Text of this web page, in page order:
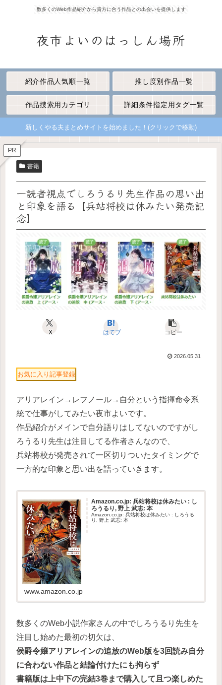
数多くのWeb作品紹介から貴方に合う作品との出会いを提供します
夜市よいのはっしん場所
紹介作品人気順一覧 推し度別作品一覧
作品捜索用カテゴリ 詳細条件指定用タグ一覧
新しくやる夫まとめサイトを始めました！(クリックで移動)
PR
書籍
一読者視点でしろうるり先生作品の思い出
と印象を語る【兵站将校は休みたい発売記
念】
X はてブ コピー
2026.05.31
お気に入り記事登録
アリアレイン→レフノール→自分という指揮命令系
統で仕事がしてみたい夜市よいです。
作品紹介がメインで自分語りはしてないのですがし
ろうるり先生は注目してる作者さんなので、
兵站将校が発売されて一区切りついたタイミングで
一方的な印象と思い出を語っていきます。
Amazon.co.jp: 兵站将校は休みたい : し
ろうるり, 野上 武志: 本
Amazon.co.jp: 兵站将校は休みたい : しろうる
り, 野上 武志: 本
www.amazon.co.jp
数多くのWeb小説作家さんの中でしろうるり先生を
注目し始めた最初の切欠は、
侯爵令嬢アリアレインの追放のWeb版を3回読み自分
に合わない作品と結論付けたにも拘らず
書籍版は上中下の完結3巻まで購入して且つ楽しめた